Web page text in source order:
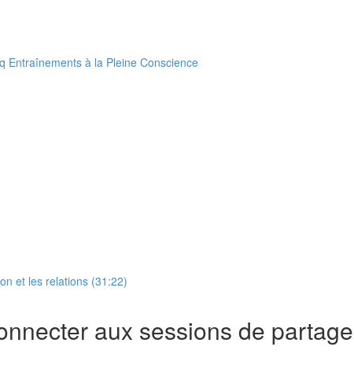
Entraînements à la Pleine Conscience
et les relations (31:22)
aux sessions de